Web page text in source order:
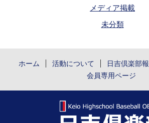
メディア掲載
未分類
ホーム 活動について 日吉倶楽部報
会員専用ページ